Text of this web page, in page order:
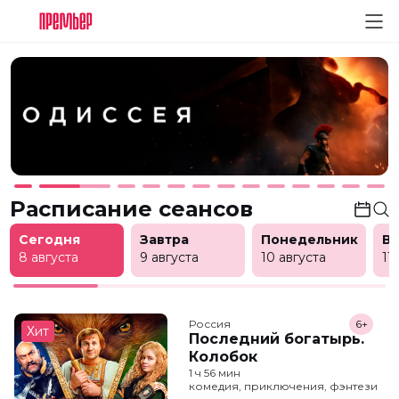
Расписание сеансов
Сегодня
8 августа
Завтра
9 августа
Понедельник
10 августа
11
Хит Россия
Последний богатырь.
Колобок
6+
1 ч 56 мин
комедия, приключения, фэнтези